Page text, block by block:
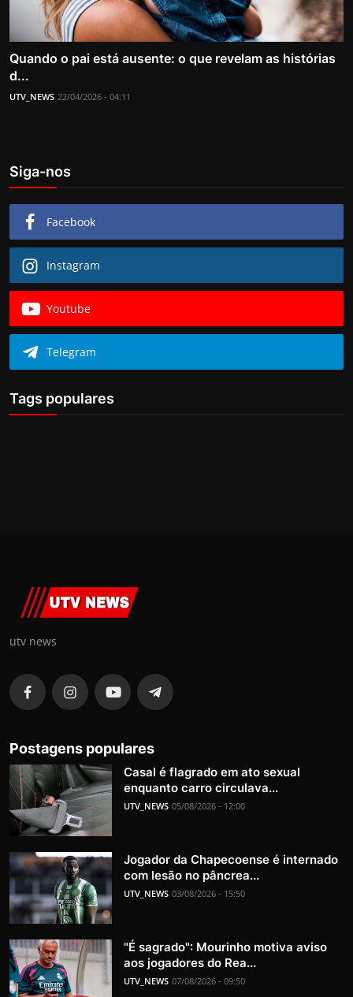
Quando o pai está ausente: o que revelam as histórias
d...
UTV_NEWS 22/04/2026 - 04:11
Siga-nos
Facebook
Instagram
Youtube
Telegram
Tags populares
utv news
Postagens populares
Casal é flagrado em ato sexual
enquanto carro circulava...
UTV_NEWS 05/08/2026 - 12:00
Jogador da Chapecoense é internado
com lesão no pâncrea...
UTV_NEWS 03/08/2026 - 15:50
"É sagrado": Mourinho motiva aviso
aos jogadores do Rea...
UTV_NEWS 07/08/2026 - 09:50